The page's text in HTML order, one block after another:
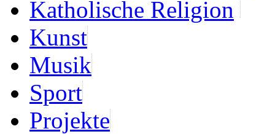
Katholische Religion
Kunst
Musik
Sport
Projekte